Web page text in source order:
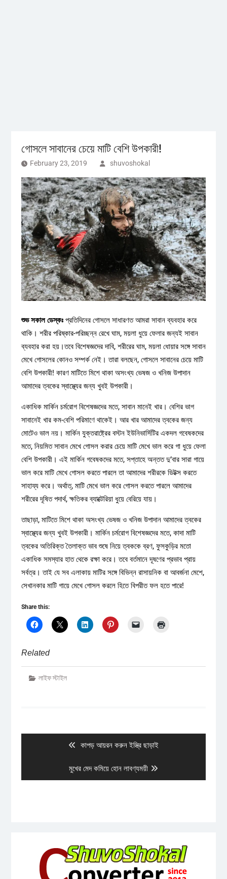
গোসলে সাবানের চেয়ে মাটি বেশি উপকারী!
February 23, 2019 shuvoshokal
শুভ সকাল ডেস্কঃপ্রতিদিনের গোসলে সাধারণত আমরা সাবান ব্যবহার করে
থাকি। শরীর পরিষ্কার-পরিচ্ছন্ন রেখে ঘাম, ময়লা ধুয়ে ফেলার জন্যই সাবান
ব্যবহার করা হয়।তবে বিশেষজ্ঞদের দাবি, শরীরের ঘাম, ময়লা ধোয়ার সঙ্গে সাবান
মেখে গোসলের কোনও সম্পর্ক নেই। তারা বলছেন, গোসলে সাবানের চেয়ে মাটি
বেশি উপকারী! কারণ মাটিতে মিশে থাকা অসংখ্য ভেষজ ও খনিজ উপাদান
আমাদের ত্বকের স্বাস্থ্যের জন্য খুবই উপকারী।
একাধিক মার্কিন চর্মরোগ বিশেষজ্ঞদের মতে, সাবান মানেই খার। বেশির ভাগ
সাবানেই খার কম-বেশি পরিমাণে থাকেই। আর খার আমাদের ত্বকের জন্য
মোটেও ভাল নয়। মার্কিন যুক্তরাষ্ট্রের বস্টন ইউনিভার্সিটির একদল গবেষকদের
মতে, নিয়মিত সাবান মেখে গোসল করার চেয়ে মাটি মেখে ভাল করে গা ধুয়ে ফেলা
বেশি উপকারী। এই মার্কিন গবেষকদের মতে, সপ্তাহে অন্তত দু’বার সারা গায়ে
ভাল করে মাটি মেখে গোসল করতে পারলে তা আমাদের শরীরকে ডিটক্স করতে
সাহায্য করে। অর্থাত্, মাটি মেখে ভাল করে গোসল করতে পারলে আমাদের
শরীরের দূষিত পদার্থ, ক্ষতিকর ব্যাক্টেরিয়া ধুয়ে বেরিয়ে যায়।
তাছাড়া, মাটিতে মিশে থাকা অসংখ্য ভেষজ ও খনিজ উপাদান আমাদের ত্বকের
স্বাস্থ্যের জন্য খুবই উপকারী। মার্কিন চর্মরোগ বিশেষজ্ঞদের মতে, কাদা মাটি
ত্বকের অতিরিক্ত তৈলাক্ত ভাব শুষে নিয়ে ত্বককে ব্রণ, ফুসকুড়ির মতো
একাধিক সমস্যার হাত থেকে রক্ষা করে। তবে বর্তমানে দূষণের প্রভাব প্রায়
সর্বত্র। তাই যে সব এলাকায় মাটির সঙ্গে বিভিন্ন রাসায়নিক বা আবর্জনা মেশে,
সেখানকার মাটি গায়ে মেখে গোসল করলে হিতে বিপরীত ফল হতে পারে!
Share this:
Related
লাইফ স্টাইল
Previous
কাপড় আয়রন করুন ইস্ত্রি ছাড়াই
Next
post:
মুখের মেদ কমিয়ে হোন লাবণ্যময়ী